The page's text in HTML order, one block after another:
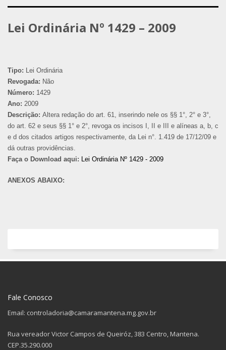
Lei Ordinária Nº 1429 – 2009
Tipo: Lei Ordinária
Revogada: Não
Número: 1429
Ano: 2009
Descrição: Altera redação do art. 61, inserindo nele os §§ 1°, 2° e 3°,
do art. 62 e seus §§ 1° e 2°, revoga os incisos I, II e III e alíneas a, b, c
e d dos citados artigos respectivamente, da Lei n°. 1.419 de 17/12/09 e
dá outras providências.
Faça o Download aqui: Lei Ordinária Nº 1429 - 2009
ANEXOS ABAIXO:
Fale Conosco
Email: controladoria@camaramantena.mg.gov.br
Rua vereador Victor Campos de Queiróz, 383 Centro, Mantena.
CEP.35.290.000